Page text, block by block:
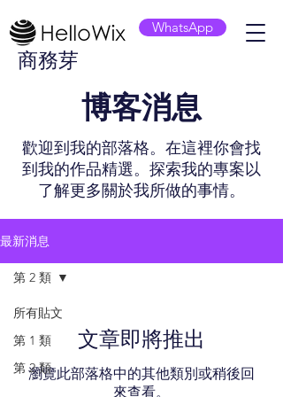
商務芽
WhatsApp
​博客消息
歡迎到我的部落格。在這裡你會找
到我的作品精選。探索我的專案以
了解更多關於我所做的事情。
最新消息
所有貼文
第 1 類
第 2 類
第 2 類
文章即將推出
瀏覽此部落格中的其他類別或稍後回
來查看。